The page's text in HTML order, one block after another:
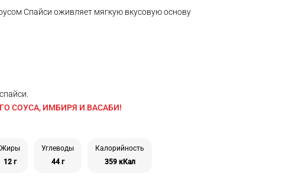
Спайси оживляет мягкую вкусовую основу
СОУСА, ИМБИРЯ И ВАСАБИ!
Жиры
12 г
Углеводы
44 г
Калорийность
359 кКал